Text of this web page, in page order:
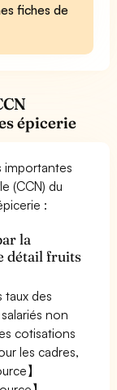
fiches de
épicerie
importantes
(CCN) du
:
la
détail fruits
taux des
non
cotisations
les cadres,
】